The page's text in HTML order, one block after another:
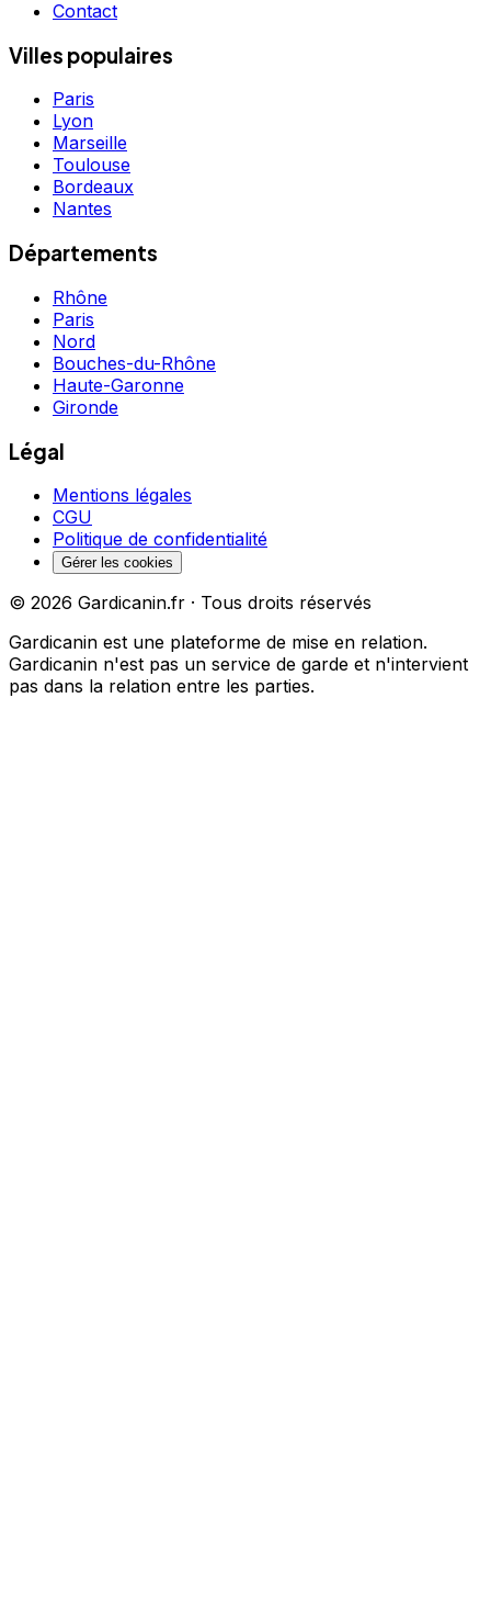
Contact
Villes populaires
Paris
Lyon
Marseille
Toulouse
Bordeaux
Nantes
Départements
Rhône
Paris
Nord
Bouches-du-Rhône
Haute-Garonne
Gironde
Légal
Mentions légales
CGU
Politique de confidentialité
Gérer les cookies
© 2026 Gardicanin.fr · Tous droits réservés
Gardicanin est une plateforme de mise en relation.
Gardicanin n'est pas un service de garde et n'intervient
pas dans la relation entre les parties.